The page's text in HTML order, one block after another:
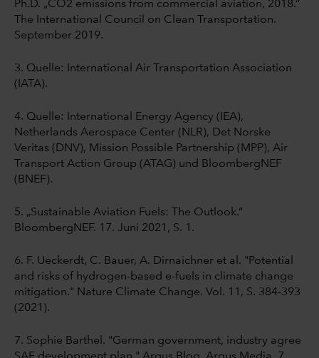
Ph.D. „CO2 emissions from commercial aviation, 2018.“
The International Council on Clean Transportation.
September 2019.
3. Quelle: International Air Transportation Association
(IATA).
4. Quelle: International Energy Agency (IEA),
Netherlands Aerospace Center (NLR), Det Norske
Veritas (DNV), Mission Possible Partnership (MPP), Air
Transport Action Group (ATAG) und BloombergNEF
(BNEF).
5. „Sustainable Aviation Fuels: The Outlook.“
BloombergNEF. 17. Juni 2021, S. 1.
6. F. Ueckerdt, C. Bauer, A. Dirnaichner et al. "Potential
and risks of hydrogen-based e-fuels in climate change
mitigation." Nature Climate Change. Vol. 11, S. 384-393
(2021).
7. Sophie Barthel. "German government, industry agree